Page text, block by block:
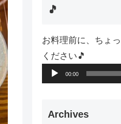
🎵
お料理前に、ちょ
ください🎵
レ
00:00
Archives